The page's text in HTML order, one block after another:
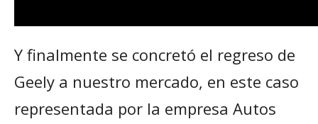
Y finalmente se concretó el regreso de
Geely a nuestro mercado, en este caso
representada por la empresa Autos